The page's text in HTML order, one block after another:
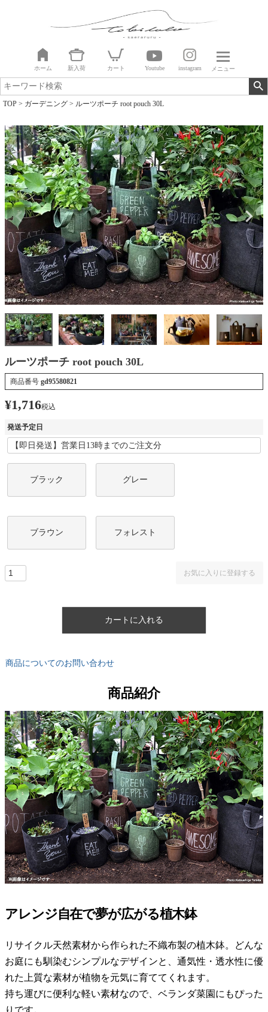
ホーム 新入荷 カート Youtube instagram メニュー
TOP ガーデニング ルーツポーチ root pouch 30L
ルーツポーチ root pouch 30L
商品番号 gd95580821
¥1,716税込
発送予定日
ブラック グレー
ブラウン フォレスト
お気に入りに登録する
カートに入れる
商品についてのお問い合わせ
商品紹介
アレンジ自在で夢が広がる植木鉢
リサイクル天然素材から作られた不織布製の植木鉢。どんな
お庭にも馴染むシンプルなデザインと、通気性・透水性に優
れた上質な素材が植物を元気に育ててくれます。
持ち運びに便利な軽い素材なので、ベランダ菜園にもぴった